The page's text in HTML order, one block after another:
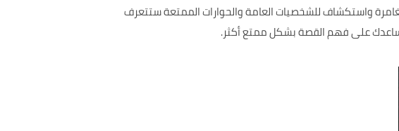
واستكشاف للشخصيات العامة والحوارات الممتعة ستتعرف
على فهم القصة بشكل ممتع أكثر.